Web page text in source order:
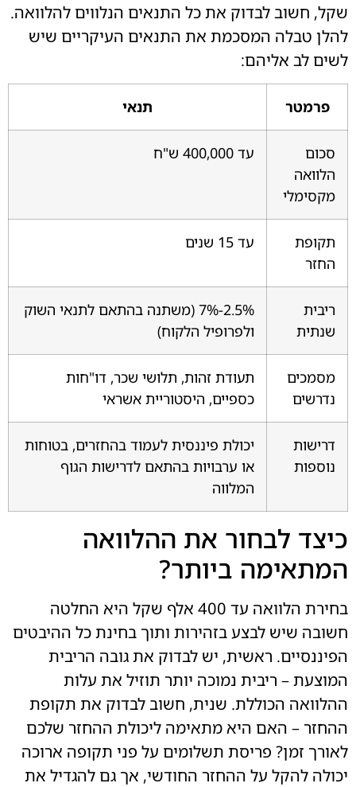
שקל, חשוב לבדוק את כל התנאים הנלווים להלוואה.
להלן טבלה המסכמת את התנאים העיקריים שיש
לשים לב אליהם:
פרמטר תנאי
סכום
הלוואה
מקסימלי
עד 400,000 ש"ח
תקופת
החזר
עד 15 שנים
ריבית
שנתית
2.5%-7% (משתנה בהתאם לתנאי השוק
ולפרופיל הלקוח)
מסמכים
נדרשים
תעודת זהות, תלושי שכר, דו"חות
כספיים, היסטוריית אשראי
דרישות
נוספות
יכולת פיננסית לעמוד בהחזרים, בטוחות
או ערבויות בהתאם לדרישות הגוף
המלווה
כיצד לבחור את ההלוואה
המתאימה ביותר?
בחירת הלוואה עד 400 אלף שקל היא החלטה
חשובה שיש לבצע בזהירות ותוך בחינת כל ההיבטים
הפיננסיים. ראשית, יש לבדוק את גובה הריבית
המוצעת – ריבית נמוכה יותר תוזיל את עלות
ההלוואה הכוללת. שנית, חשוב לבדוק את תקופת
ההחזר – האם היא מתאימה ליכולת ההחזר שלכם
לאורך זמן? פריסת תשלומים על פני תקופה ארוכה
יכולה להקל על ההחזר החודשי, אך גם להגדיל את